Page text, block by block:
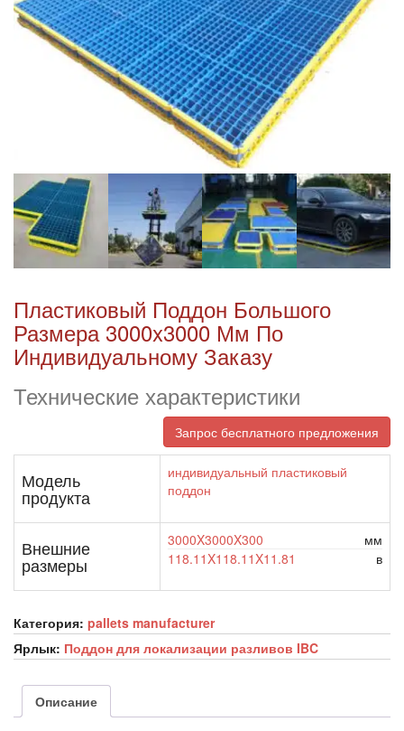
Пластиковый Поддон Большого
Размера 3000x3000 Мм По
Индивидуальному Заказу
Технические характеристики
Запрос бесплатного предложения
Модель
продукта
индивидуальный пластиковый
поддон
Внешние
размеры
3000X3000X300
мм
118.11X118.11X11.81
в
Категория: pallets manufacturer
Ярлык: Поддон для локализации разливов IBC
Описание